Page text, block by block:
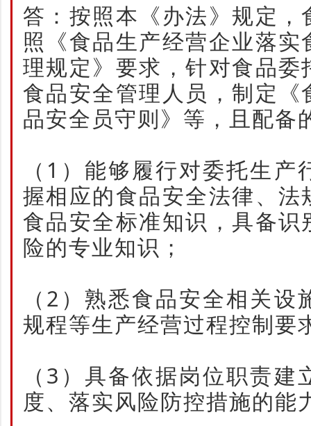
答：按照本《办法》规定
照《食品生产经营企业落
理规定》要求，针对食品
食品安全管理人员，制定
品安全员守则》等，且配备
（1）能够履行对委托生
握相应的食品安全法律、
食品安全标准知识，具备
险的专业知识；
（2）熟悉食品安全相关
规程等生产经营过程控制要
（3）具备依据岗位职责
度、落实风险防控措施的能